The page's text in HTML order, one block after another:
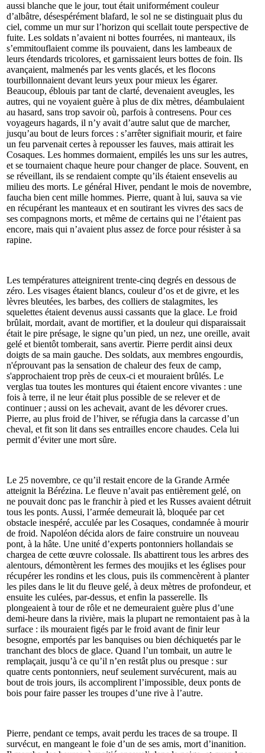
aussi blanche que le jour, tout était uniformément couleur
d’albâtre, désespérément blafard, le sol ne se distinguait plus du
ciel, comme un mur sur l’horizon qui scellait toute perspective de
fuite. Les soldats n’avaient ni bottes fourrées, ni manteaux, ils
s’emmitouflaient comme ils pouvaient, dans les lambeaux de
leurs étendards tricolores, et garnissaient leurs bottes de foin. Ils
avançaient, malmenés par les vents glacés, et les flocons
tourbillonnaient devant leurs yeux pour mieux les égarer.
Beaucoup, éblouis par tant de clarté, devenaient aveugles, les
autres, qui ne voyaient guère à plus de dix mètres, déambulaient
au hasard, sans trop savoir où, parfois à contresens. Pour ces
voyageurs hagards, il n’y avait d’autre salut que de marcher,
jusqu’au bout de leurs forces : s’arrêter signifiait mourir, et faire
un feu parvenait certes à repousser les fauves, mais attirait les
Cosaques. Les hommes dormaient, empilés les uns sur les autres,
et se tournaient chaque heure pour changer de place. Souvent, en
se réveillant, ils se rendaient compte qu’ils étaient ensevelis au
milieu des morts. Le général Hiver, pendant le mois de novembre,
faucha bien cent mille hommes. Pierre, quant à lui, sauva sa vie
en récupérant les manteaux et en soutirant les vivres des sacs de
ses compagnons morts, et même de certains qui ne l’étaient pas
encore, mais qui n’avaient plus assez de force pour résister à sa
rapine.
Les températures atteignirent trente-cinq degrés en dessous de
zéro. Les visages étaient blancs, couleur d’os et de givre, et les
lèvres bleutées, les barbes, des colliers de stalagmites, les
squelettes étaient devenus aussi cassants que la glace. Le froid
brûlait, mordait, avant de mortifier, et la douleur qui disparaissait
était le pire présage, le signe qu’un pied, un nez, une oreille, avait
gelé et bientôt tomberait, sans avertir. Pierre perdit ainsi deux
doigts de sa main gauche. Des soldats, aux membres engourdis,
n'éprouvant pas la sensation de chaleur des feux de camp,
s'approchaient trop près de ceux-ci et mouraient brûlés. Le
verglas tua toutes les montures qui étaient encore vivantes : une
fois à terre, il ne leur était plus possible de se relever et de
continuer ; aussi on les achevait, avant de les dévorer crues.
Pierre, au plus froid de l’hiver, se réfugia dans la carcasse d’un
cheval, et fit son lit dans ses entrailles encore chaudes. Cela lui
permit d’éviter une mort sûre.
Le 25 novembre, ce qu’il restait encore de la Grande Armée
atteignit la Bérézina. Le fleuve n’avait pas entièrement gelé, on
ne pouvait donc pas le franchir à pied et les Russes avaient détruit
tous les ponts. Aussi, l’armée demeurait là, bloquée par cet
obstacle inespéré, acculée par les Cosaques, condamnée à mourir
de froid. Napoléon décida alors de faire construire un nouveau
pont, à la hâte. Une unité d’experts pontonniers hollandais se
chargea de cette œuvre colossale. Ils abattirent tous les arbres des
alentours, démontèrent les fermes des moujiks et les églises pour
récupérer les rondins et les clous, puis ils commencèrent à planter
les piles dans le lit du fleuve gelé, à deux mètres de profondeur, et
ensuite les culées, par-dessus, et enfin la passerelle. Ils
plongeaient à tour de rôle et ne demeuraient guère plus d’une
demi-heure dans la rivière, mais la plupart ne remontaient pas à la
surface : ils mouraient figés par le froid avant de finir leur
besogne, emportés par les banquises ou bien déchiquetés par le
tranchant des blocs de glace. Quand l’un tombait, un autre le
remplaçait, jusqu’à ce qu’il n’en restât plus ou presque : sur
quatre cents pontonniers, neuf seulement survécurent, mais au
bout de trois jours, ils accomplirent l’impossible, deux ponts de
bois pour faire passer les troupes d’une rive à l’autre.
Pierre, pendant ce temps, avait perdu les traces de sa troupe. Il
survécut, en mangeant le foie d’un de ses amis, mort d’inanition.